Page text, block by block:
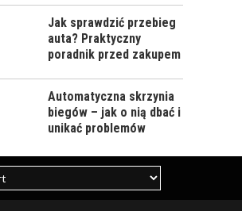
Jak sprawdzić przebieg
auta? Praktyczny
poradnik przed zakupem
Automatyczna skrzynia
biegów – jak o nią dbać i
unikać problemów